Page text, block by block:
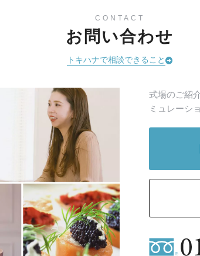
CONTACT
お問い合わせ
トキハナで相談できること
式場のご紹
ミュレーシ